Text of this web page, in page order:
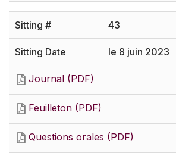
43
le 8 juin 2023
Journal (PDF)
Feuilleton (PDF)
Questions orales (PDF)